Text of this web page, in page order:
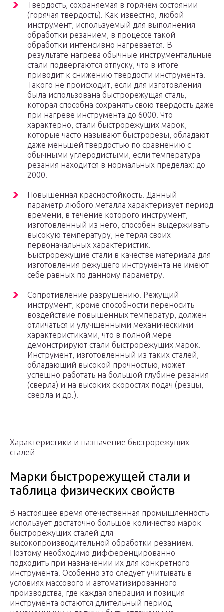
Твердость, сохраняемая в горячем состоянии
(горячая твердость). Как известно, любой
инструмент, используемый для выполнения
обработки резанием, в процессе такой
обработки интенсивно нагревается. В
результате нагрева обычные инструментальные
стали подвергаются отпуску, что в итоге
приводит к снижению твердости инструмента.
Такого не происходит, если для изготовления
была использована быстрорежущая сталь,
которая способна сохранять свою твердость даже
при нагреве инструмента до 6000. Что
характерно, стали быстрорежущих марок,
которые часто называют быстрорезы, обладают
даже меньшей твердостью по сравнению с
обычными углеродистыми, если температура
резания находится в нормальных пределах: до
2000.
Повышенная красностойкость. Данный
параметр любого металла характеризует период
времени, в течение которого инструмент,
изготовленный из него, способен выдерживать
высокую температуру, не теряя своих
первоначальных характеристик.
Быстрорежущие стали в качестве материала для
изготовления режущего инструмента не имеют
себе равных по данному параметру.
Сопротивление разрушению. Режущий
инструмент, кроме способности переносить
воздействие повышенных температур, должен
отличаться и улучшенными механическими
характеристиками, что в полной мере
демонстрируют стали быстрорежущих марок.
Инструмент, изготовленный из таких сталей,
обладающий высокой прочностью, может
успешно работать на большой глубине резания
(сверла) и на высоких скоростях подач (резцы,
сверла и др.).
Характеристики и назначение быстрорежущих
сталей
Марки быстрорежущей стали и
таблица физических свойств
В настоящее время отечественная промышленность
использует достаточно большое количество марок
быстрорежущих сталей для
высокопроизводительной обработки резанием.
Поэтому необходимо дифференцированно
подходить при назначении их для конкретного
инструмента. Особенно это следует учитывать в
условиях массового и автоматизированного
производства, где каждая операция и позиция
инструмента остаются длительный период